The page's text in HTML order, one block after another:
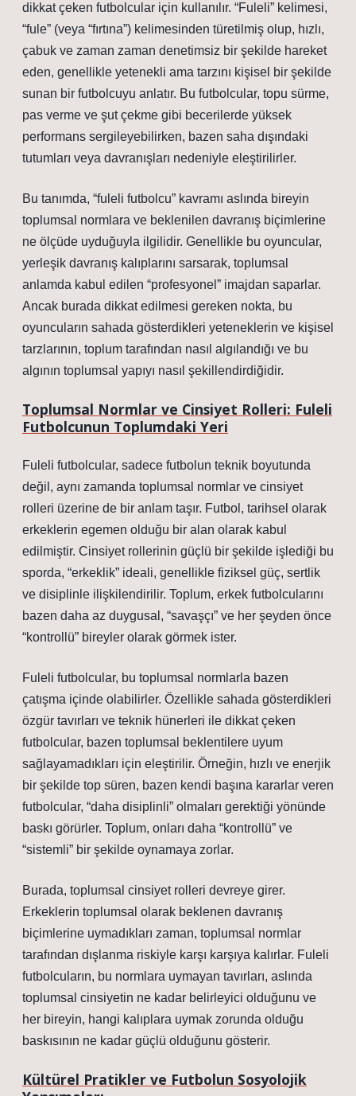
dikkat çeken futbolcular için kullanılır. “Fuleli” kelimesi,
“fule” (veya “fırtına”) kelimesinden türetilmiş olup, hızlı,
çabuk ve zaman zaman denetimsiz bir şekilde hareket
eden, genellikle yetenekli ama tarzını kişisel bir şekilde
sunan bir futbolcuyu anlatır. Bu futbolcular, topu sürme,
pas verme ve şut çekme gibi becerilerde yüksek
performans sergileyebilirken, bazen saha dışındaki
tutumları veya davranışları nedeniyle eleştirilirler.
Bu tanımda, “fuleli futbolcu” kavramı aslında bireyin
toplumsal normlara ve beklenilen davranış biçimlerine
ne ölçüde uyduğuyla ilgilidir. Genellikle bu oyuncular,
yerleşik davranış kalıplarını sarsarak, toplumsal
anlamda kabul edilen “profesyonel” imajdan saparlar.
Ancak burada dikkat edilmesi gereken nokta, bu
oyuncuların sahada gösterdikleri yeteneklerin ve kişisel
tarzlarının, toplum tarafından nasıl algılandığı ve bu
algının toplumsal yapıyı nasıl şekillendirdiğidir.
Toplumsal Normlar ve Cinsiyet Rolleri: Fuleli
Futbolcunun Toplumdaki Yeri
Fuleli futbolcular, sadece futbolun teknik boyutunda
değil, aynı zamanda toplumsal normlar ve cinsiyet
rolleri üzerine de bir anlam taşır. Futbol, tarihsel olarak
erkeklerin egemen olduğu bir alan olarak kabul
edilmiştir. Cinsiyet rollerinin güçlü bir şekilde işlediği bu
sporda, “erkeklik” ideali, genellikle fiziksel güç, sertlik
ve disiplinle ilişkilendirilir. Toplum, erkek futbolcularını
bazen daha az duygusal, “savaşçı” ve her şeyden önce
“kontrollü” bireyler olarak görmek ister.
Fuleli futbolcular, bu toplumsal normlarla bazen
çatışma içinde olabilirler. Özellikle sahada gösterdikleri
özgür tavırları ve teknik hünerleri ile dikkat çeken
futbolcular, bazen toplumsal beklentilere uyum
sağlayamadıkları için eleştirilir. Örneğin, hızlı ve enerjik
bir şekilde top süren, bazen kendi başına kararlar veren
futbolcular, “daha disiplinli” olmaları gerektiği yönünde
baskı görürler. Toplum, onları daha “kontrollü” ve
“sistemli” bir şekilde oynamaya zorlar.
Burada, toplumsal cinsiyet rolleri devreye girer.
Erkeklerin toplumsal olarak beklenen davranış
biçimlerine uymadıkları zaman, toplumsal normlar
tarafından dışlanma riskiyle karşı karşıya kalırlar. Fuleli
futbolcuların, bu normlara uymayan tavırları, aslında
toplumsal cinsiyetin ne kadar belirleyici olduğunu ve
her bireyin, hangi kalıplara uymak zorunda olduğu
baskısının ne kadar güçlü olduğunu gösterir.
Kültürel Pratikler ve Futbolun Sosyolojik